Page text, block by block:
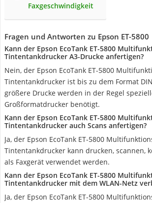
Faxgeschwindigkeit
Fragen und Antworten zu Epson ET-5800
Kann der Epson EcoTank ET-5800
Tintentankdrucker A3-Drucke anfertigen?
Nein, der Epson EcoTank ET-5800
Tintentankdrucker ist bis zu dem Format
größere Drucke werden in der Regel
Großformatdrucker benötigt.
Kann der Epson EcoTank ET-5800
Tintentankdrucker auch Scans anfertigen?
Ja, der Epson EcoTank ET-5800
Tintentankdrucker kann drucken, scannen,
als Faxgerät verwendet werden.
Kann der Epson EcoTank ET-5800
Tintentankdrucker mit dem WLAN-Netz
Ja, der Epson EcoTank ET-5800